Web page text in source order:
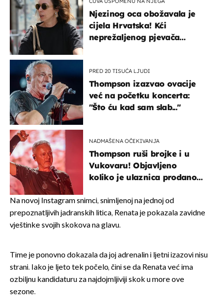
Njezinog oca obožavala je
cijela Hrvatska! Kći
neprežaljenog pjevača
PRED 20 TISUĆA LJUDI
Thompson izazvao ovacije
već na početku koncerta:
"Što ću kad sam slab..."
NADMAŠENA OČEKIVANJA
Thompson ruši brojke i u
Vukovaru! Objavljeno
koliko je ulaznica prodano
Na novoj Instagram snimci, snimljenoj na jednoj od
prepoznatljivih jadranskih litica, Renata je pokazala zavidne
vještinke svojih skokova na glavu.
Time je ponovno dokazala da joj adrenalin i ljetni izazovi nisu
strani. Iako je ljeto tek počelo, čini se da Renata već ima
ozbiljnu kandidaturu za najdojmljiviji skok u more ove
sezone.